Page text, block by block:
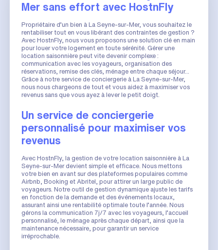
Mer sans effort avec HostnFly
Propriétaire d’un bien à La Seyne-sur-Mer, vous souhaitez le
rentabiliser tout en vous libérant des contraintes de gestion ?
Avec HostnFly, nous vous proposons une solution clé en main
pour louer votre logement en toute sérénité. Gérer une
location saisonnière peut vite devenir complexe :
communication avec les voyageurs, organisation des
réservations, remise des clés, ménage entre chaque séjour...
Grâce à notre service de conciergerie à La Seyne-sur-Mer,
nous nous chargeons de tout et vous aidez à maximiser vos
revenus sans que vous ayez à lever le petit doigt.
Un service de conciergerie
personnalisé pour maximiser vos
revenus
Avec HostnFly, la gestion de votre location saisonnière à La
Seyne-sur-Mer devient simple et efficace. Nous mettons
votre bien en avant sur des plateformes populaires comme
Airbnb, Booking et Abritel, pour attirer un large public de
voyageurs. Notre outil de gestion dynamique ajuste les tarifs
en fonction de la demande et des événements locaux,
assurant ainsi une rentabilité optimale toute l’année. Nous
gérons la communication 7j/7 avec les voyageurs, l’accueil
personnalisé, le ménage après chaque départ, ainsi que la
maintenance nécessaire, pour garantir un service
irréprochable.